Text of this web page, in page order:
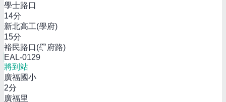
學士路口
14分
新北高工(學府)
15分
裕民路口(學府路)
EAL-0129
將到站
廣福國小
2分
廣福里